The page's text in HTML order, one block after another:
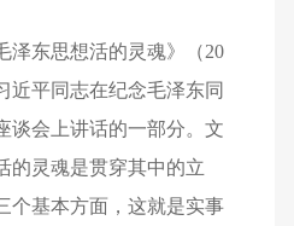
泽东思想活的灵魂》（20
近平同志在纪念毛泽东同
谈会上讲话的一部分。文
的灵魂是贯穿其中的立
个基本方面，这就是实事